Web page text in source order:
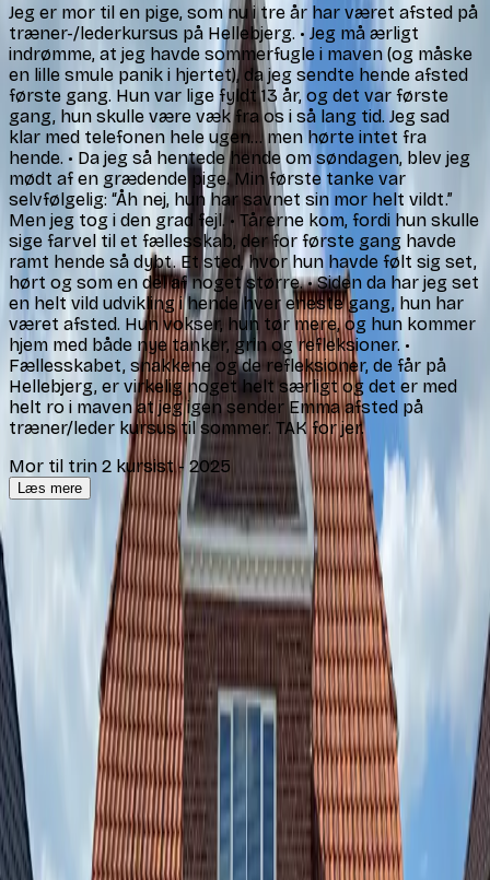
Jeg er mor til en pige, som nu i tre år har været afsted på
træner-/lederkursus på Hellebjerg. • Jeg må ærligt
indrømme, at jeg havde sommerfugle i maven (og måske
en lille smule panik i hjertet), da jeg sendte hende afsted
første gang. Hun var lige fyldt 13 år, og det var første
gang, hun skulle være væk fra os i så lang tid. Jeg sad
klar med telefonen hele ugen… men hørte intet fra
hende. • Da jeg så hentede hende om søndagen, blev jeg
mødt af en grædende pige. Min første tanke var
selvfølgelig: “Åh nej, hun har savnet sin mor helt vildt.”
Men jeg tog i den grad fejl. • Tårerne kom, fordi hun skulle
sige farvel til et fællesskab, der for første gang havde
ramt hende så dybt. Et sted, hvor hun havde følt sig set,
hørt og som en del af noget større. • Siden da har jeg set
en helt vild udvikling i hende hver eneste gang, hun har
været afsted. Hun vokser, hun tør mere, og hun kommer
hjem med både nye tanker, grin og refleksioner. •
Fællesskabet, snakkene og de refleksioner, de får på
Hellebjerg, er virkelig noget helt særligt og det er med
helt ro i maven at jeg igen sender Emma afsted på
træner/leder kursus til sommer. TAK for jer.
Mor til trin 2 kursist-2025
Læs mere
HJÆLP DIT BARN VIDERE
SOM TRÆNER ELLER
LEDER
Hvad kan jeg gøre som forældre?
Har dit barn lyst til at tage mere ansvar i
håndboldklubben? Eller kan du se, at dit barn kunne
vokse med rollen som hjælpetræner, frivillig eller ung
leder?